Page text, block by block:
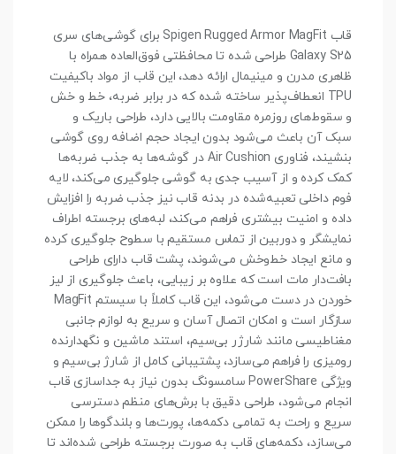
قاب Spigen Rugged Armor MagFit برای گوشی‌های سری
Galaxy S25 طراحی شده تا محافظتی فوق‌العاده همراه با
ظاهری مدرن و مینیمال ارائه دهد، این قاب از مواد باکیفیت
TPU انعطاف‌پذیر ساخته شده که در برابر ضربه، خط‌ و خش
و سقوط‌های روزمره مقاومت بالایی دارد، طراحی باریک و
سبک آن باعث می‌شود بدون ایجاد حجم اضافه روی گوشی
بنشیند، فناوری Air Cushion در گوشه‌ها به جذب ضربه‌ها
کمک کرده و از آسیب جدی به گوشی جلوگیری می‌کند، لایه
فوم داخلی تعبیه‌شده در بدنه قاب نیز جذب ضربه را افزایش
داده و امنیت بیشتری فراهم می‌کند، لبه‌های برجسته اطراف
نمایشگر و دوربین از تماس مستقیم با سطوح جلوگیری کرده
و مانع ایجاد خط‌وخش می‌شوند، پشت قاب دارای طراحی
بافت‌دار مات است که علاوه بر زیبایی، باعث جلوگیری از لیز
خوردن در دست می‌شود، این قاب کاملاً با سیستم MagFit
سازگار است و امکان اتصال آسان و سریع به لوازم جانبی
مغناطیسی مانند شارژر بی‌سیم، استند ماشین و نگهدارنده
رومیزی را فراهم می‌سازد، پشتیبانی کامل از شارژ بی‌سیم و
ویژگی PowerShare سامسونگ بدون نیاز به جداسازی قاب
انجام می‌شود، طراحی دقیق با برش‌های منظم دسترسی
سریع و راحت به تمامی دکمه‌ها، پورت‌ها و بلندگوها را ممکن
می‌سازد، دکمه‌های قاب به صورت برجسته طراحی شده‌اند تا